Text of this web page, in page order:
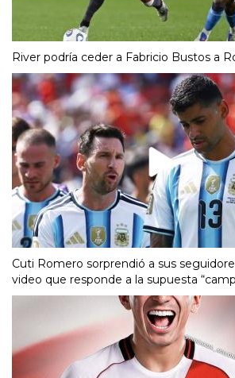
River podría ceder a Fabricio Bustos a
Cuti Romero sorprendió a sus
video que responde a la supuesta